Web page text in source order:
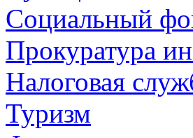
Социальный
Прокуратура
Налоговая
Туризм